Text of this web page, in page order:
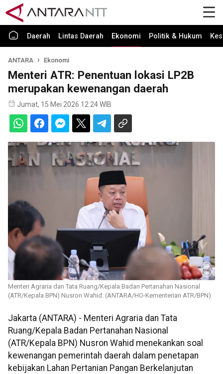
Daerah Lintas Daerah Ekonomi Politik & Hukum
ANTARA Ekonomi
Menteri ATR: Penentuan lokasi LP2B
merupakan kewenangan daerah
Jumat, 15 Mei 2026 12:24 WIB
Menteri Agraria dan Tata Ruang/Kepala Badan Pertanahan Nasional
(ATR/Kepala BPN) Nusron Wahid. (ANTARA/HO-Kementerian ATR/BPN)
Jakarta (ANTARA) - Menteri Agraria dan Tata
Ruang/Kepala Badan Pertanahan Nasional
(ATR/Kepala BPN) Nusron Wahid menekankan soal
kewenangan pemerintah daerah dalam penetapan
kebijakan Lahan Pertanian Pangan Berkelanjutan